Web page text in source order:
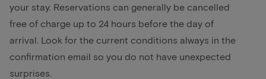
your stay. Reservations can generally be cancelled
free of charge up to 24 hours before the day of
arrival. Look for the current conditions always in the
confirmation email so you do not have unexpected
surprises.